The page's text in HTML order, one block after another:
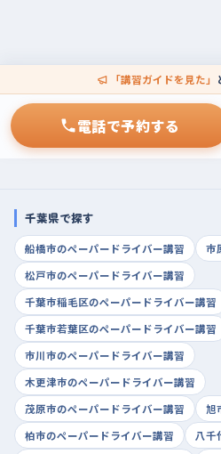
「講習ガイドを見た」
電話で予約する
千葉県で探す
船橋市のペーパードライバー講習
市
松戸市のペーパードライバー講習
千葉市稲毛区のペーパードライバー講習
千葉市若葉区のペーパードライバー講習
市川市のペーパードライバー講習
木更津市のペーパードライバー講習
茂原市のペーパードライバー講習
旭
柏市のペーパードライバー講習
八千